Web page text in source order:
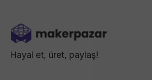
Hayal et, üret, paylaş!